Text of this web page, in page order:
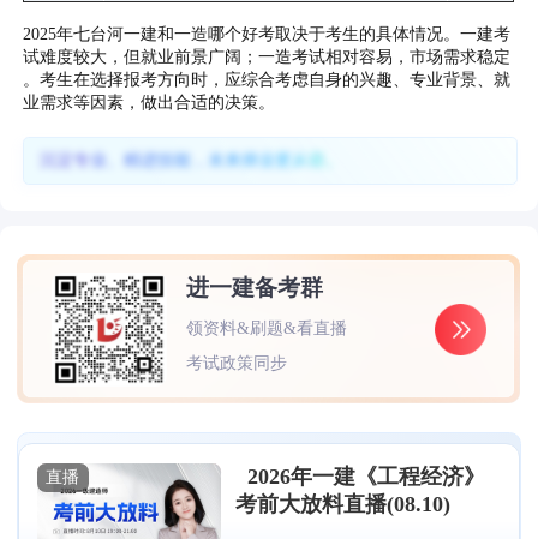
2025年七台河一建和一造哪个好考取决于考生的具体情况。一建考
试难度较大，但就业前景广阔；一造考试相对容易，市场需求稳定
。考生在选择报考方向时，应综合考虑自身的兴趣、专业背景、就
业需求等因素，做出合适的决策。
沉淀专业、精进技能，未来择业更从容。
进一建备考群
领资料&刷题&看直播
考试政策同步
直播
2026年一建《工程经济》
考前大放料直播(08.10)